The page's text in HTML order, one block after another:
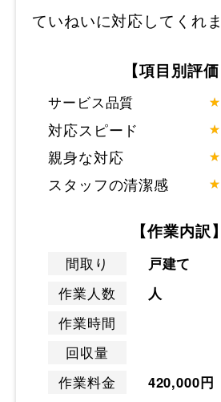
ていねいに対応してくれ
【項目別評価
サービス品質
対応スピード
親身な対応
スタッフの清潔感
【作業内訳】
間取り
戸建て
作業人数
人
作業時間
回収量
作業料金
420,000円